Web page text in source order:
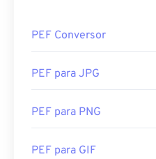
PEF Conversor
PEF para JPG
PEF para PNG
PEF para GIF